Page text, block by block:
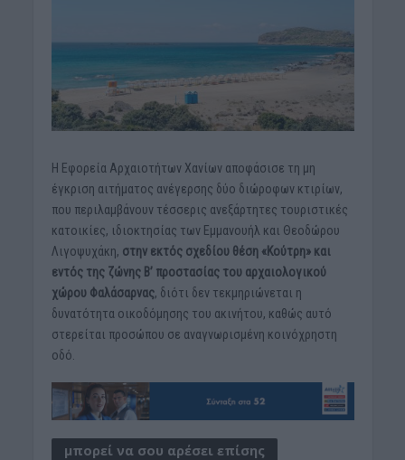
Η Εφορεία Αρχαιοτήτων Χανίων αποφάσισε τη μη
έγκριση αιτήματος ανέγερσης δύο διώροφων κτιρίων,
που περιλαμβάνουν τέσσερις ανεξάρτητες τουριστικές
κατοικίες, ιδιοκτησίας των Εμμανουήλ και Θεοδώρου
Λιγοψυχάκη, στην εκτός σχεδίου θέση «Κούτρη» και
εντός της ζώνης Β’ προστασίας του αρχαιολογικού
χώρου Φαλάσαρνας, διότι δεν τεκμηριώνεται η
δυνατότητα οικοδόμησης του ακινήτου, καθώς αυτό
στερείται προσώπου σε αναγνωρισμένη κοινόχρηστη
οδό.
μπορεί να σου αρέσει επίσης